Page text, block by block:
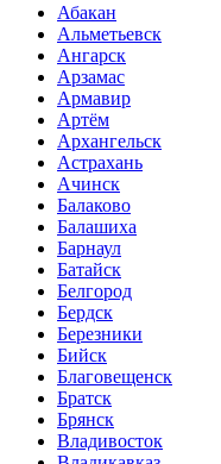
Абакан
Альметьевск
Ангарск
Арзамас
Армавир
Артём
Архангельск
Астрахань
Ачинск
Балаково
Балашиха
Барнаул
Батайск
Белгород
Бердск
Березники
Бийск
Благовещенск
Братск
Брянск
Владивосток